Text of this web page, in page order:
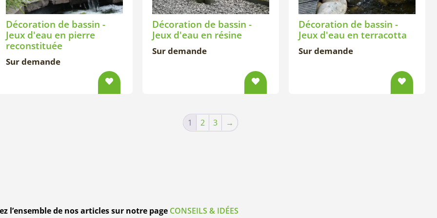
Décoration de bassin -
Jeux d'eau en pierre
reconstituée
Sur demande
Décoration de bassin -
Jeux d'eau en résine
Sur demande
Décoration de bassin -
Jeux d'eau en terracotta
Sur demande
1 2 3 →
l’ensemble de nos articles sur notre page CONSEILS & IDÉES